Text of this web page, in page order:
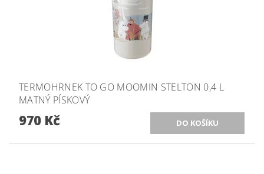
TERMOHRNEK TO GO MOOMIN STELTON 0,4 L
MATNÝ PÍSKOVÝ
970 Kč